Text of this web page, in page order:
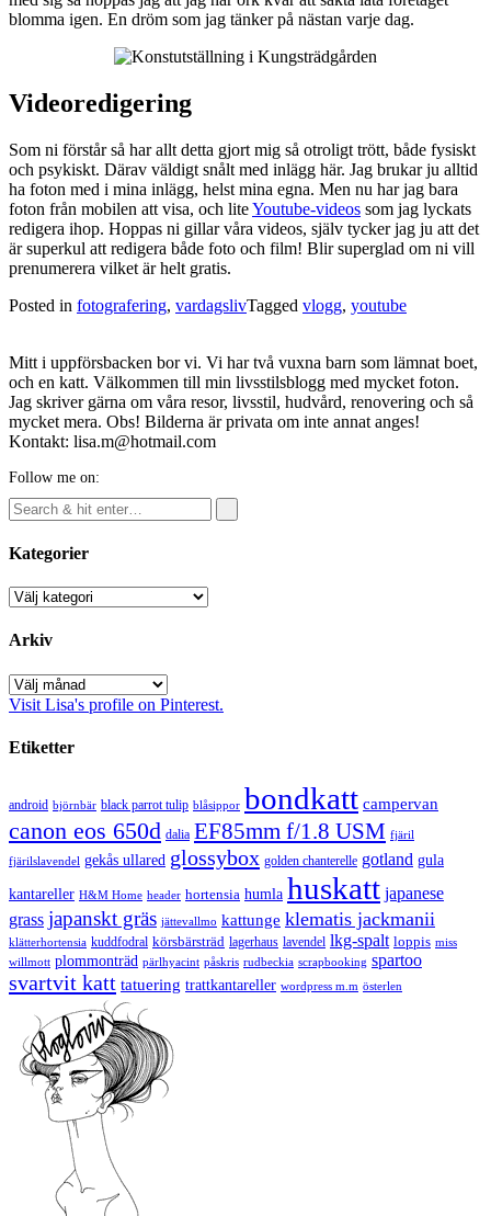
blomma igen. En dröm som jag tänker på nästan varje dag.
Videoredigering
Som ni förstår så har allt detta gjort mig så otroligt trött, både fysiskt
och psykiskt. Därav väldigt snålt med inlägg här. Jag brukar ju alltid
ha foton med i mina inlägg, helst mina egna. Men nu har jag bara
foton från mobilen att visa, och liteYoutube-videos som jag lyckats
redigera ihop. Hoppas ni gillar våra videos, själv tycker jag ju att det
är superkul att redigera både foto och film! Blir superglad om ni vill
prenumerera vilket är helt gratis.
Posted in fotografering, vardagslivTagged vlogg, youtube
Mitt i uppförsbacken bor vi. Vi har två vuxna barn som lämnat boet,
och en katt. Välkommen till min livsstilsblogg med mycket foton.
Jag skriver gärna om våra resor, livsstil, hudvård, renovering och så
mycket mera. Obs! Bilderna är privata om inte annat anges!
Kontakt: lisa.m@hotmail.com
Follow me on:
Kategorier
Kategorier
Arkiv
Arkiv
Visit Lisa's profile on Pinterest.
Etiketter
android björnbär black parrot tulip blåsippor bondkatt campervan
canon eos 650d dalia EF85mm f/1.8 USM fjäril
fjärilslavendel gekås ullared glossybox golden chanterelle gotland gula
kantareller H&M Home header hortensia humla huskatt japanese
grass japanskt gräs jättevallmo kattunge klematis jackmanii
klätterhortensia kuddfodral körsbärsträd lagerhaus lavendel lkg-spalt loppis miss
willmott plommonträd pärlhyacint påskris rudbeckia scrapbooking spartoo
svartvit katt tatuering trattkantareller wordpress m.m österlen